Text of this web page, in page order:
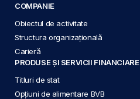
COMPANIE
Obiectul de activitate
Structura organizațională
Carieră
PRODUSE ȘI SERVICII FINANCIARE
Titluri de stat
Opțiuni de alimentare BVB